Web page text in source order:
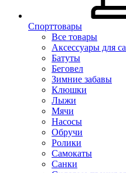
Спорттовары
Все товары
Аксессуары для
Батуты
Беговел
Зимние забавы
Клюшки
Лыжи
Мячи
Насосы
Обручи
Ролики
Самокаты
Санки